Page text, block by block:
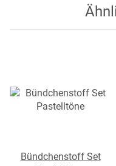
Bündchenstoff Set